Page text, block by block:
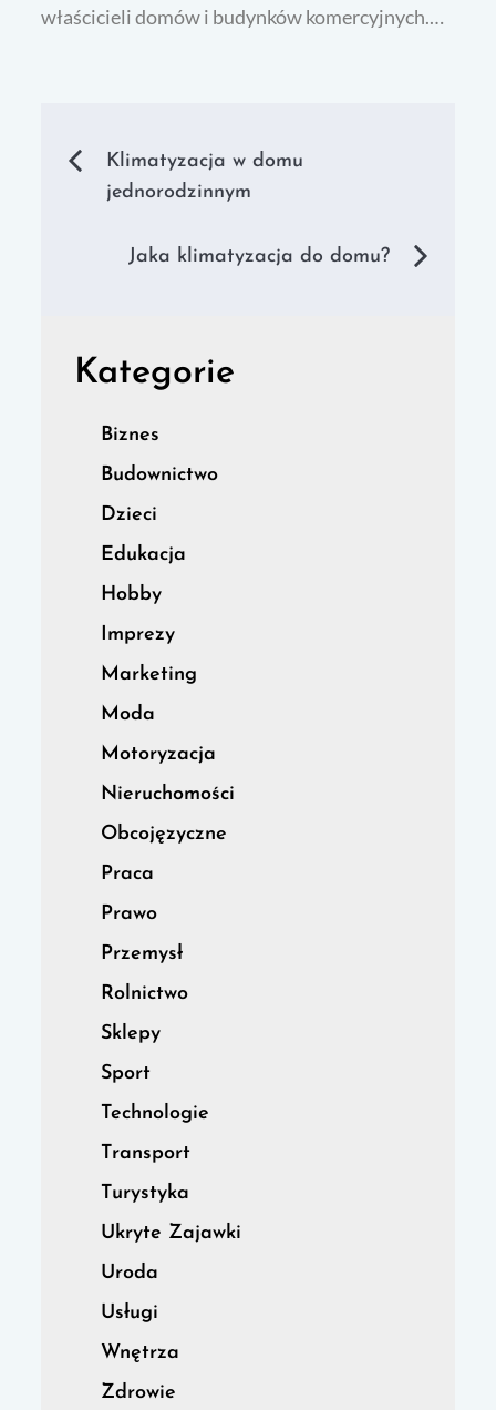
właścicieli domów i budynków komercyjnych.…
Nawigacja
Klimatyzacja w domu
jednorodzinnym
Jaka klimatyzacja do domu?
Kategorie
Biznes
Budownictwo
Dzieci
Edukacja
Hobby
Imprezy
Marketing
Moda
Motoryzacja
Nieruchomości
Obcojęzyczne
Praca
Prawo
Przemysł
Rolnictwo
Sklepy
Sport
Technologie
Transport
Turystyka
Ukryte Zajawki
Uroda
Usługi
Wnętrza
Zdrowie